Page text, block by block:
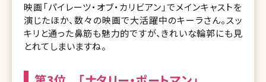
映画「パイレーツ・オブ・カリビアン」でメインキャストを
演じたほか、数々の映画で大活躍中のキーラさん。スッ
キリと通った鼻筋も魅力的ですが、きれいな輪郭にも見
とれてしまいますね。